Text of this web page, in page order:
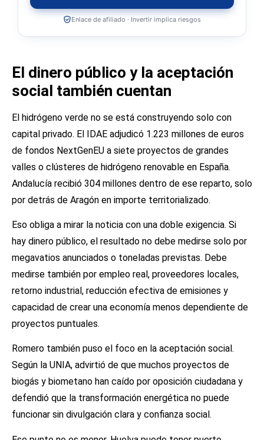
Enlace de afiliado · Invertir implica riesgos
El dinero público y la aceptación
social también cuentan
El hidrógeno verde no se está construyendo solo con
capital privado. El IDAE adjudicó 1.223 millones de euros
de fondos NextGenEU a siete proyectos de grandes
valles o clústeres de hidrógeno renovable en España.
Andalucía recibió 304 millones dentro de ese reparto, solo
por detrás de Aragón en importe territorializado.
Eso obliga a mirar la noticia con una doble exigencia. Si
hay dinero público, el resultado no debe medirse solo por
megavatios anunciados o toneladas previstas. Debe
medirse también por empleo real, proveedores locales,
retorno industrial, reducción efectiva de emisiones y
capacidad de crear una economía menos dependiente de
proyectos puntuales.
Romero también puso el foco en la aceptación social.
Según la UNIA, advirtió de que muchos proyectos de
biogás y biometano han caído por oposición ciudadana y
defendió que la transformación energética no puede
funcionar sin divulgación clara y confianza social.